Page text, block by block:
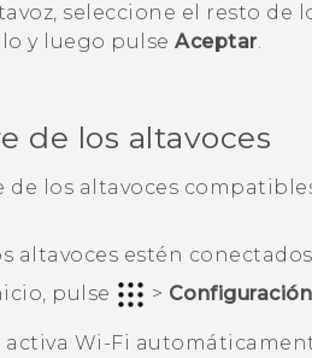
seleccione el resto de
y luego pulseAceptar.
de los altavoces
los altavoces
altavoces estén
, pulse > Configuración
Wi‍-Fi